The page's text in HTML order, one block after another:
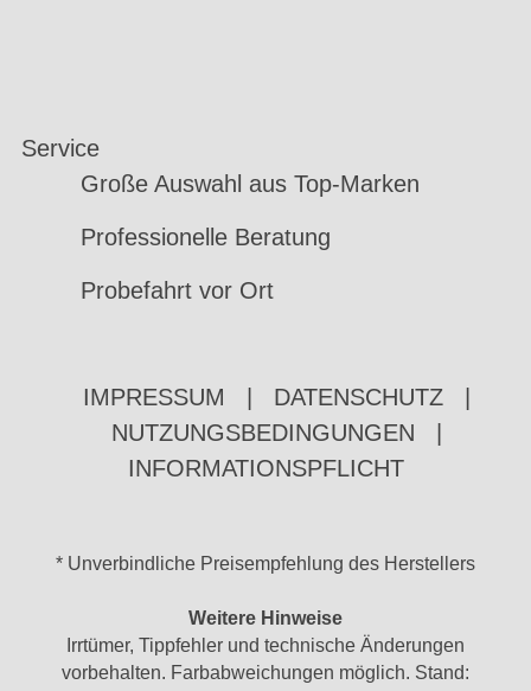
Service
Große Auswahl aus Top-Marken
Professionelle Beratung
Probefahrt vor Ort
IMPRESSUM DATENSCHUTZ
NUTZUNGSBEDINGUNGEN
INFORMATIONSPFLICHT
* Unverbindliche Preisempfehlung des Herstellers
Weitere Hinweise
Irrtümer, Tippfehler und technische Änderungen
vorbehalten. Farbabweichungen möglich. Stand: